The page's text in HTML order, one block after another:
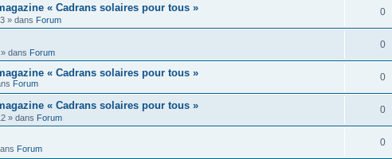
« Cadrans solaires pour tous »
» dans Forum
0
dans Forum
0
« Cadrans solaires pour tous »
Forum
0
« Cadrans solaires pour tous »
» dans Forum
0
Forum
0